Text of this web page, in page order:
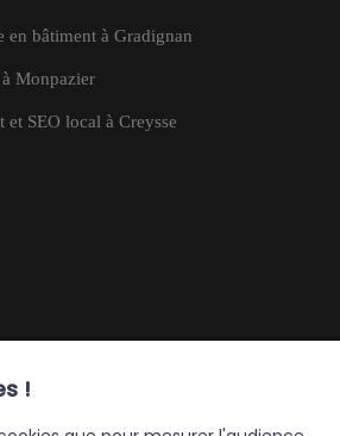
en bâtiment à Gradignan
Monpazier
et SEO local à Creysse
© 2026
!